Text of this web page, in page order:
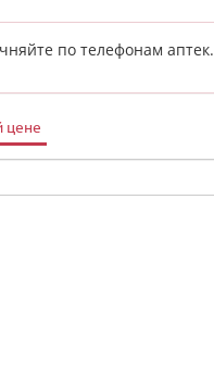
по телефонам аптек.
цене